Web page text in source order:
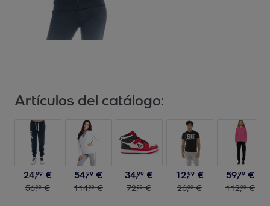
Artículos del catálogo:
24,99 €
56,00 €
54,99 €
114,00 €
34,99 €
72,00 €
12,99 €
26,00 €
59,99 €
112,00 €